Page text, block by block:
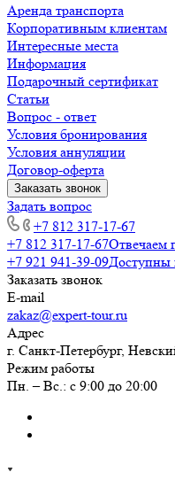
Аренда транспорта
Корпоративным клиентам
Интересные места
Информация
Подарочный сертификат
Статьи
Вопрос - ответ
Условия бронирования
Условия аннуляции
Договор-оферта
Заказать звонок
Задать вопрос
+7 812 317-17-67
+7 812 317-17-67Отвечаем
+7 921 941-39-09Доступны
Заказать звонок
E-mail
zakaz@expert-tour.ru
Адрес
г. Санкт-Петербург,
Режим работы
Пн. – Вс.: с 9:00 до 20:00